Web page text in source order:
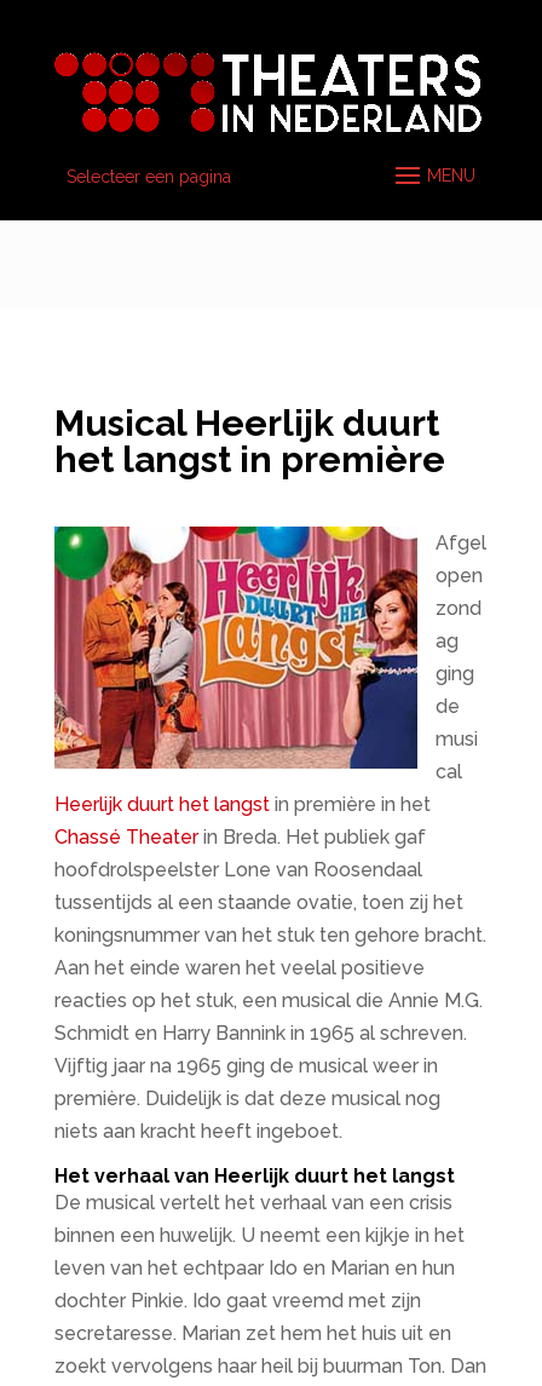
Selecteer een pagina
Musical Heerlijk duurt
het langst in première
Afgel
open
zond
ag
ging
de
musi
cal
Heerlijk duurt het langstin première in het
Chassé Theaterin Breda. Het publiek gaf
hoofdrolspeelster Lone van Roosendaal
tussentijds al een staande ovatie, toen zij het
koningsnummer van het stuk ten gehore bracht.
Aan het einde waren het veelal positieve
reacties op het stuk, een musical die Annie M.G.
Schmidt en Harry Bannink in 1965 al schreven.
Vijftig jaar na 1965 ging de musical weer in
première. Duidelijk is dat deze musical nog
niets aan kracht heeft ingeboet.
Het verhaal van Heerlijk duurt het langst
De musical vertelt het verhaal van een crisis
binnen een huwelijk. U neemt een kijkje in het
leven van het echtpaar Ido en Marian en hun
dochter Pinkie. Ido gaat vreemd met zijn
secretaresse. Marian zet hem het huis uit en
zoekt vervolgens haar heil bij buurman Ton. Dan